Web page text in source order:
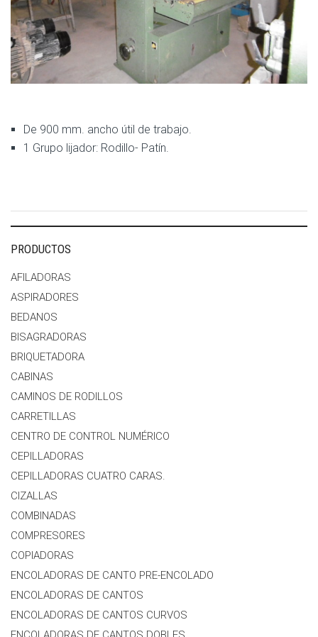
De 900 mm. ancho útil de trabajo.
1 Grupo lijador: Rodillo- Patín.
PRODUCTOS
AFILADORAS
ASPIRADORES
BEDANOS
BISAGRADORAS
BRIQUETADORA
CABINAS
CAMINOS DE RODILLOS
CARRETILLAS
CENTRO DE CONTROL NUMÉRICO
CEPILLADORAS
CEPILLADORAS CUATRO CARAS.
CIZALLAS
COMBINADAS
COMPRESORES
COPIADORAS
ENCOLADORAS DE CANTO PRE-ENCOLADO
ENCOLADORAS DE CANTOS
ENCOLADORAS DE CANTOS CURVOS